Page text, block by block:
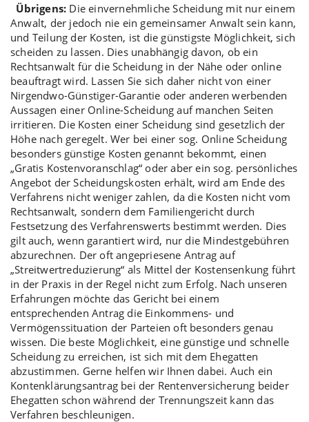
Übrigens: Die einvernehmliche Scheidung mit nureinem
Anwalt, der jedoch nie ein gemeinsamer Anwalt sein kann,
und Teilung der Kosten, ist die günstigste Möglichkeit, sich
scheiden zu lassen. Dies unabhängig davon, ob ein
Rechtsanwalt für die Scheidung in der Nähe oder online
beauftragt wird. Lassen Sie sich daher nicht von einer
Nirgendwo-Günstiger-Garantie oder anderenwerbenden
Aussagen einer Online-Scheidung auf manchen Seiten
irritieren. Die Kosten einer Scheidung sind gesetzlich der
Höhe nach geregelt. Wer bei einer sog. Online Scheidung
besonders günstige Kosten genannt bekommt, einen
„Gratis Kostenvoranschlag“ oder aber ein sog. persönliches
Angebot der Scheidungskosten erhält, wird am Ende des
Verfahrens nicht weniger zahlen, da die Kosten nicht vom
Rechtsanwalt, sondern dem Familiengericht durch
Festsetzung desVerfahrenswerts bestimmt werden. Dies
gilt auch, wenn garantiert wird, nur die Mindestgebühren
abzurechnen. Der oft angepriesene Antrag auf
„Streitwertreduzierung“ als Mittel der Kostensenkung führt
in der Praxis in der Regel nicht zum Erfolg. Nach unseren
Erfahrungen möchte das Gericht bei einem
entsprechenden Antrag die Einkommens- und
Vermögenssituation der Parteien oft besonders genau
wissen. Die beste Möglichkeit, eine günstige und schnelle
Scheidungzu erreichen, ist sich mit dem Ehegatten
abzustimmen. Gerne helfen wir Ihnen dabei. Auch ein
Kontenklärungsantrag bei der Rentenversicherung beider
Ehegatten schon während der Trennungszeit kann das
Verfahren beschleunigen.